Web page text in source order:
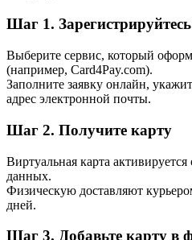
Шаг 1.
Выберите сервис, который
(например, Card4Pay.com).
Заполните заявку онлайн,
адрес электронной почты.
Шаг 2. Получите карту
Виртуальная карта
данных.
Физическую доставляют
дней.
Шаг 3. Добавьте карту в